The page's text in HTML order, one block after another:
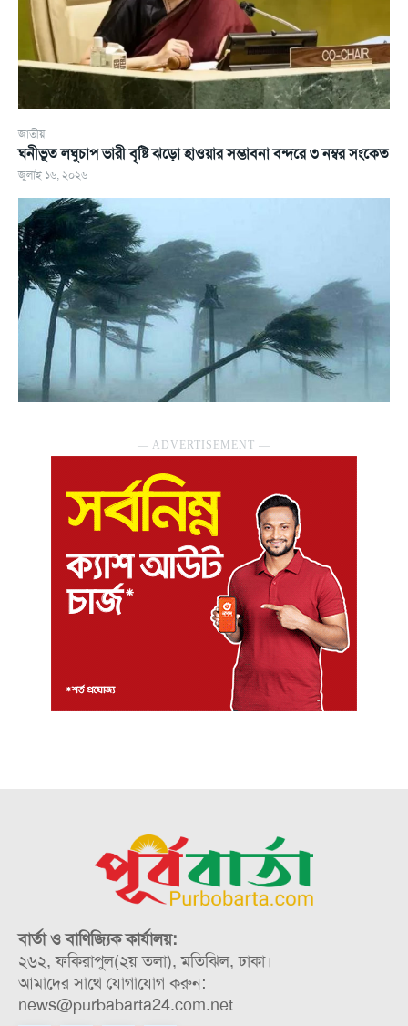
জাতীয়
ঘনীভূত লঘুচাপ ভারী বৃষ্টি ঝড়ো হাওয়ার সম্ভাবনা বন্দরে ৩ নম্বর সংকেত
জুলাই ১৬, ২০২৬
― ADVERTISEMENT ―
বার্তা ও বাণিজ্যিক কার্যালয়:
২৬২, ফকিরাপুল(২য় তলা), মতিঝিল, ঢাকা।
আমাদের সাথে যোগাযোগ করুন:
news@purbabarta24.com.net